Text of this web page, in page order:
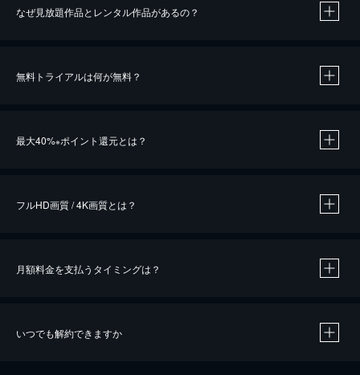
なぜ見放題作品とレンタル作品があるの？
無料トライアルは何が無料？
最大40%※ポイント還元とは？
※40％ポイント還元の対象は、クレジットカード決済による作品の購入 / レンタルです。
フルHD画質 / 4K画質とは？
月額料金を支払うタイミングは？
いつでも解約できますか